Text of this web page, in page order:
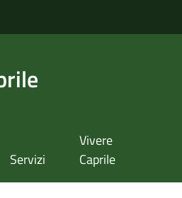
Servizi
Vivere
Caprile